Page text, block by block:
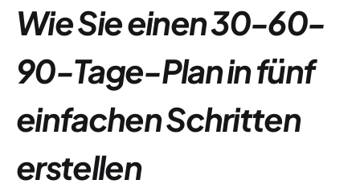
Wie Sie einen 30-60-
90-Tage-Plan in fünf
einfachen Schritten
erstellen